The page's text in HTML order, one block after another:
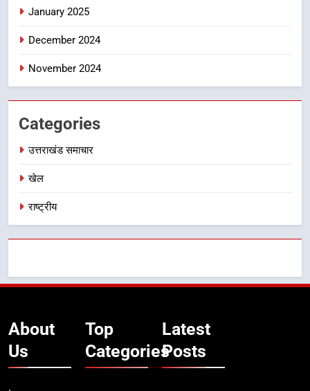
January 2025
December 2024
November 2024
Categories
उत्तराखंड समाचार
खेल
राष्ट्रीय
About
Us
Top
Categories
Latest
Posts